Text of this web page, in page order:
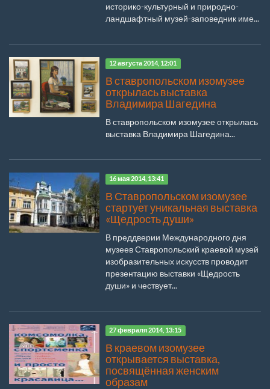
историко-культурный и природно-
ландшафтный музей-заповедник име...
12 августа 2014, 12:01
В ставропольском изомузее
открылась выставка
Владимира Шагедина
В ставропольском изомузее открылась
выставка Владимира Шагедина...
16 мая 2014, 13:41
В Ставропольском изомузее
стартует уникальная выставка
«Щедрость души»
В преддверии Международного дня
музеев Ставропольский краевой музей
изобразительных искусств проводит
презентацию выставки «Щедрость
души» и чествует...
27 февраля 2014, 13:15
В краевом изомузее
открывается выставка,
посвящённая женским
образам